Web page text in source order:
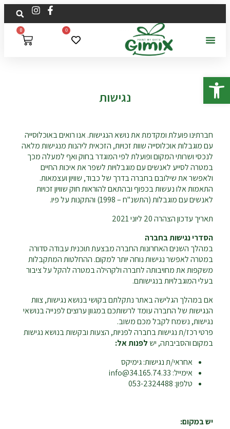
פתח סרגל נגישות
0
0
נגישות
חברתינו פועלת ומקדמת את נושא הנגישות. אנו רואים באוכלוסייה
עם מוגבלות אוכלוסייה שוות זכויות, הזכאית ליהנות מנגישות מלאה
לנכסי ושרותי המקום ופועלת לפי המוגדר בחוק ואף למעלה מכך
במטרה לסייע לאנשים עם מוגבלויות לשפר את איכות החיים
ולאפשר את שילובם בחברה בדרך של כבוד, שוויון ועצמאות.
התאמות אלו נעשות בכפוף ובהתאם להוראות חוק שוויון זכויות
לאנשים עם מוגבלות (התשנ"ח – 1998) והתקנות על פיו.
תאריך עדכון הצהרה 20 ליוני 2021
הסדרי נגישות בחברה
במהלך השנים האחרונות החברה מבצעת תוכנית עבודה סדורה
במטרה לאפשר נגישות נוחה יותר למקום. ההחלטות המתקבלות
משקפות את מחויבותה לחברה ולקהילה במטרה להקל על ציבור
בעלי המוגבלויות בנגישותם.
אם במהלך הגלישה באתר נתקלתם בקושי בנושא נגישות, צוות
הנגישות של החברה עומד לרשותכם במגוון ערוצים לפנייה בנושאי
נגישות, נשמח לקבל מכם משוב.
פרטי רכז/ת נגישות בחברה לפניות, הצעות ובקשות בנושא נגישות
במקום והסביבתה, יש לפנות אל:
אחראי/ת נגישות: גימיקס
אימייל: info@34.165.74.33
טלפון: 053-2324488
יש במקום: